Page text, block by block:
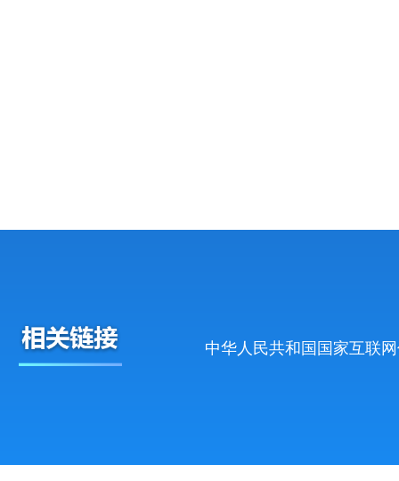
中华人民共和国国家互联